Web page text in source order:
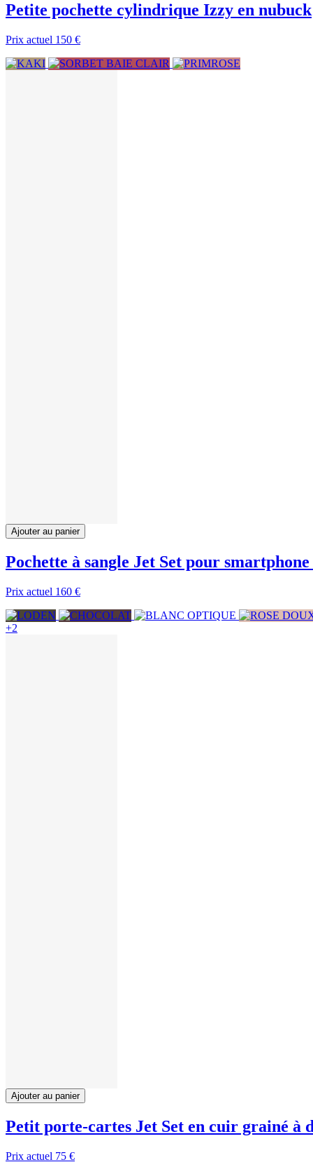
Petite pochette cylindrique Izzy en nubuck
Prix actuel 150 €
Ajouter au panier
Pochette à sangle Jet Set pour
Prix actuel 160 €
+2
Ajouter au panier
Petit porte-cartes Jet Set en cuir grainé à
Prix actuel 75 €